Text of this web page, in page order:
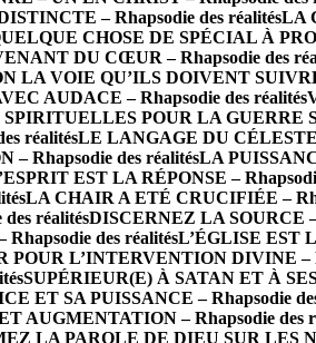
– Rhapsodie des réalitésLA
CHOSE DE SPÉCIAL À
DU CŒUR – Rhapsodie des
LA VOIE QU’ILS DOIVENT
AUDACE – Rhapsodie des réalités
POUR LA GUERRE
réalitésLE LANGAGE DU CÉLESTE
– Rhapsodie des réalitésLA
EST LA RÉPONSE –
LA CHAIR A ETÉ CRUCIFIÉE –
réalitésDISCERNEZ LA SOURCE –
des réalitésL’ÉGLISE EST
L’INTERVENTION DIVINE –
SUPÉRIEUR(E) À SATAN ET À
ET SA PUISSANCE – Rhapsodie
AUGMENTATION – Rhapsodie des
LA PAROLE DE DIEU SUR LES